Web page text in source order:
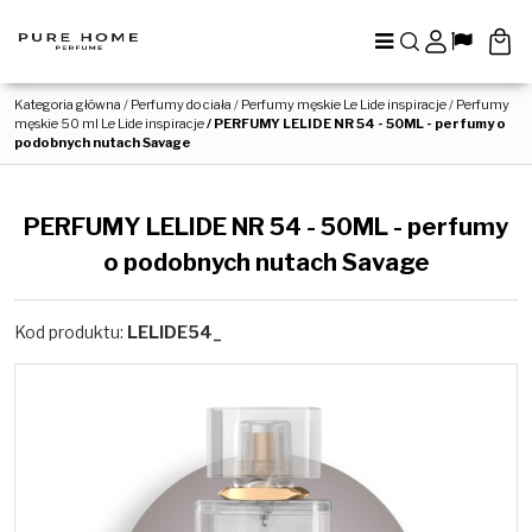
Menu
SzukajPanelLang
Kategoria główna / Perfumy do ciała / Perfumy męskie Le Lide inspiracje/ Perfumy
męskie 50 ml Le Lide inspiracje/ PERFUMY LELIDE NR 54 - 50ML - perfumy o
podobnych nutach Savage
PERFUMY LELIDE NR 54 - 50ML - perfumy
o podobnych nutach Savage
Kod produktu: LELIDE54_